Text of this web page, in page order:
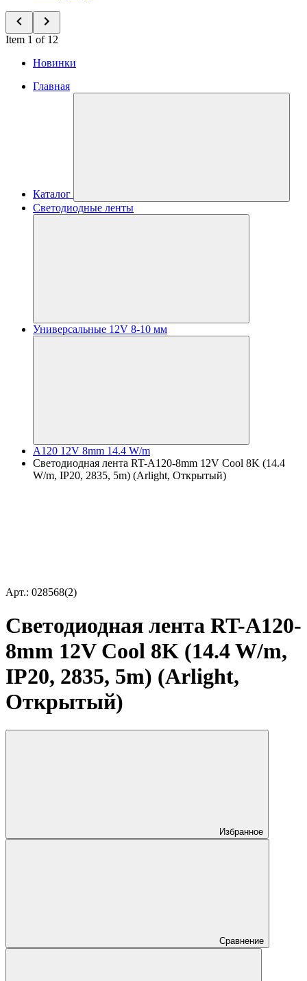
Item 1 of 12
Новинки
Главная
Каталог
Светодиодные ленты
Универсальные 12V 8-10 мм
A120 12V 8mm 14.4 W/m
Светодиодная лента RT-A120-8mm 12V Cool 8K (14.4
W/m, IP20, 2835, 5m) (Arlight, Открытый)
Арт.: 028568(2)
Светодиодная лента RT-A120-
8mm 12V Cool 8K (14.4 W/m,
IP20, 2835, 5m) (Arlight,
Открытый)
Избранное
Сравнение